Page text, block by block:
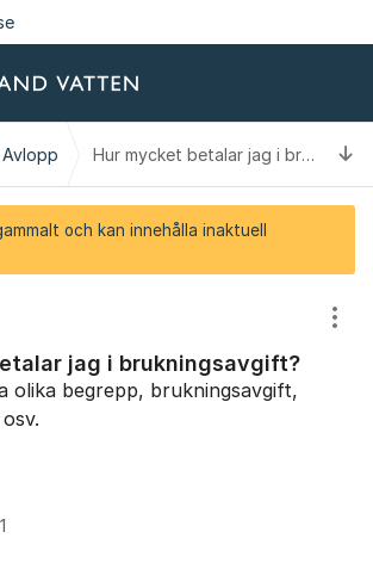
Hur mycket betalar jag i brukningsavgift?
och kan innehålla inaktuell
jag i brukningsavgift?
olika begrepp, brukningsavgift,